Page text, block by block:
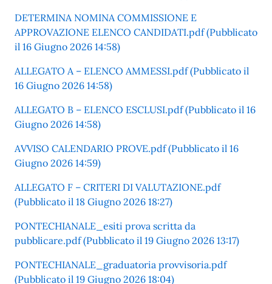
DETERMINA NOMINA COMMISSIONE E
APPROVAZIONE ELENCO CANDIDATI.pdf (Pubblicato
il 16 Giugno 2026 14:58)
ALLEGATO A – ELENCO AMMESSI.pdf (Pubblicato il
16 Giugno 2026 14:58)
ALLEGATO B – ELENCO ESCLUSI.pdf (Pubblicato il 16
Giugno 2026 14:58)
AVVISO CALENDARIO PROVE.pdf (Pubblicato il 16
Giugno 2026 14:59)
ALLEGATO F – CRITERI DI VALUTAZIONE.pdf
(Pubblicato il 18 Giugno 2026 18:27)
PONTECHIANALE_esiti prova scritta da
pubblicare.pdf (Pubblicato il 19 Giugno 2026 13:17)
PONTECHIANALE_graduatoria provvisoria.pdf
(Pubblicato il 19 Giugno 2026 18:04)